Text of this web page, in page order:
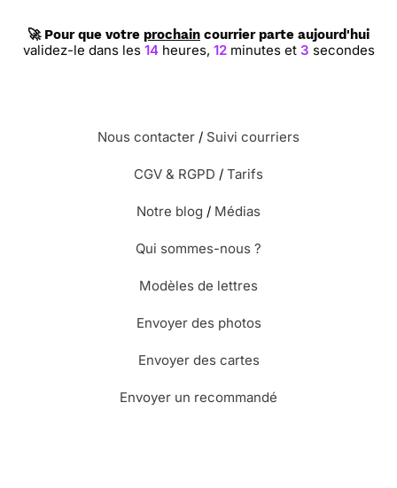
🚀 Pour que votre prochain courrier parte aujourd'hui
validez-le dans les 14 heures, 12 minutes et 2 secondes
Nous contacter / Suivi courriers
CGV & RGPD / Tarifs
Notre blog / Médias
Qui sommes-nous ?
Modèles de lettres
Envoyer des photos
Envoyer des cartes
Envoyer un recommandé